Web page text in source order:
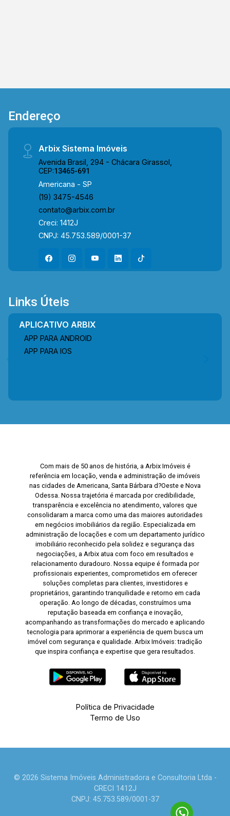
Endereço
Arbix Sistema Imóveis
Avenida Brasil, 294 - Chácara Girassol,
CEP:13465-691
Americana - SP
(19) 3475-4546
contato@arbix.com.br
Creci: 1412J
CNPJ: 45.753.589/0001-37
Links Úteis
APLICATIVO ARBIX
APP PARA ANDROID
APP PARA IOS
Com mais de 50 anos de história, a Arbix Imóveis é
referência em locação, venda e administração de imóveis
nas cidades de Americana, Santa Bárbara d?Oeste e Nova
Odessa. Nossa trajetória é marcada por credibilidade,
transparência e excelência no atendimento, valores que
consolidaram a marca como uma das maiores autoridades
em negócios imobiliários da região. Especializada em
administração de locações e com um departamento jurídico
imobiliário reconhecido pela solidez e segurança das
negociações, a Arbix atua com foco em resultados e
relacionamento duradouro. Nossa equipe é formada por
profissionais experientes, comprometidos em oferecer
soluções completas para clientes, investidores e
proprietários, garantindo tranquilidade e retorno em cada
operação. Ao longo de décadas, construímos uma
reputação baseada em confiança e inovação,
acompanhando as transformações do mercado e aplicando
tecnologia para aprimorar a experiência de quem busca um
imóvel com segurança e qualidade. Arbix Imóveis: tradição
que inspira confiança e expertise que gera resultados.
Política de Privacidade
Termo de Uso
© 2026 Sistema Imóveis Administradora e Consultoria Ltda -
CRECI 1412J
CNPJ: 45.753.589/0001-37